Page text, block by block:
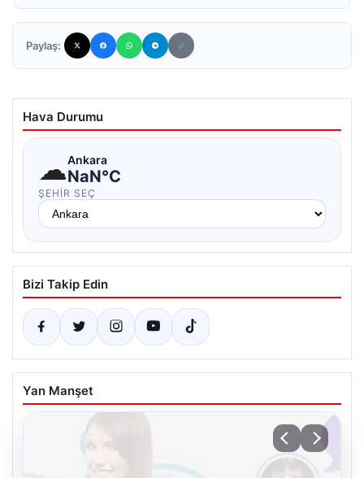
Paylaş:
Hava Durumu
☁Ankara
NaN°C
ŞEHIR SEÇ
Bizi Takip Edin
Yan Manşet